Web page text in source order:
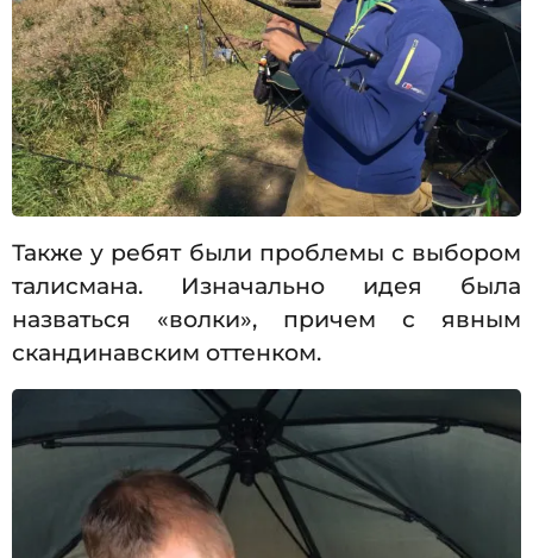
Также у ребят были проблемы с выбором
талисмана. Изначально идея была
назваться «волки», причем с явным
скандинавским оттенком.